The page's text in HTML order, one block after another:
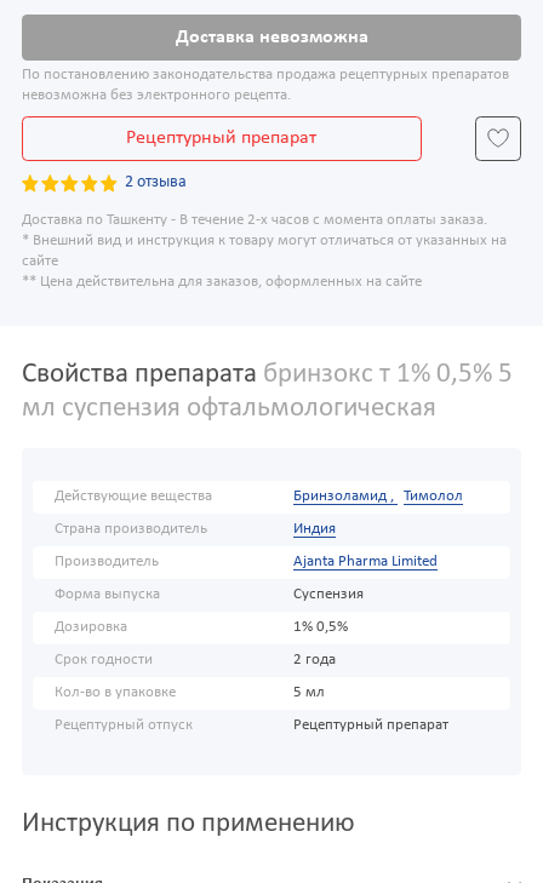
Доставка невозможна
По постановлению законодательства продажа рецептурных препаратов
невозможна без электронного рецепта.
Рецептурный препарат
2 отзыва
Доставка по Ташкенту - В течение 2-х часов с момента оплаты заказа.
* Внешний вид и инструкция к товару могут отличаться от указанных на
сайте
** Цена действительна для заказов, оформленных на сайте
Свойства препарата бринзокс т 1% 0,5% 5
мл суспензия офтальмологическая
Действующие вещества Бринзоламид , Тимолол
Страна производитель Индия
Производитель Ajanta Pharma Limited
Форма выпуска Суспензия
Дозировка 1% 0,5%
Срок годности 2 года
Кол-во в упаковке 5 мл
Рецептурный отпуск Рецептурный препарат
Инструкция по применению